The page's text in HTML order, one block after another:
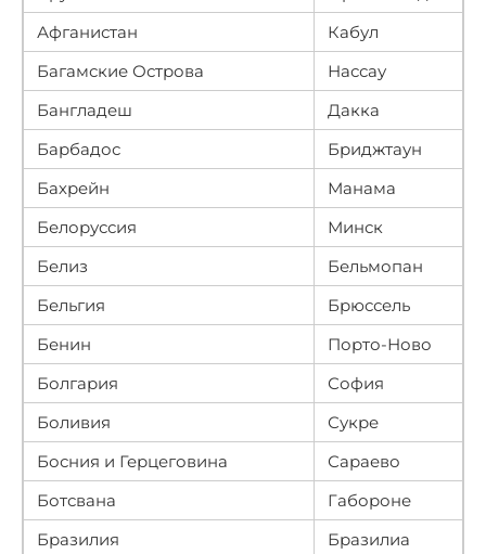
Афганистан
Кабул
Багамские Острова
Нассау
Бангладеш
Дакка
Барбадос
Бриджтаун
Бахрейн
Манама
Белоруссия
Минск
Белиз
Бельмопан
Бельгия
Брюссель
Бенин
Порто-Ново
Болгария
София
Боливия
Сукре
Босния и Герцеговина
Сараево
Ботсвана
Габороне
Бразилия
Бразилиа